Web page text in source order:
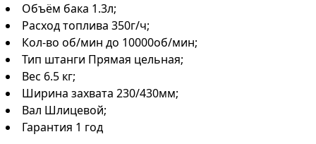
Объём бака 1.3л;
Расход топлива 350г/ч;
Кол-во об/мин до 10000об/мин;
Тип штанги Прямая цельная;
Вес 6.5 кг;
Ширина захвата 230/430мм;
Вал Шлицевой;
Гарантия 1 год